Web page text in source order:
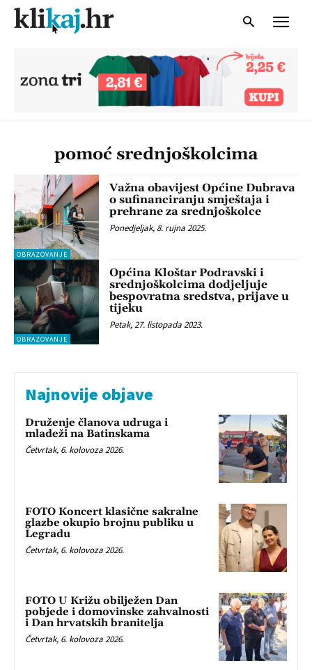
pomoć srednjoškolcima
OBRAZOVANJE
Važna obavijest Općine Dubrava
o sufinanciranju smještaja i
prehrane za srednjoškolce
Ponedjeljak, 8. rujna 2025.
OBRAZOVANJE
Općina Kloštar Podravski i
srednjoškolcima dodjeljuje
bespovratna sredstva, prijave u
tijeku
Petak, 27. listopada 2023.
Najnovije objave
Druženje članova udruga i
mladeži na Batinskama
Četvrtak, 6. kolovoza 2026.
FOTO Koncert klasične sakralne
glazbe okupio brojnu publiku u
Legradu
Četvrtak, 6. kolovoza 2026.
FOTO U Križu obilježen Dan
pobjede i domovinske zahvalnosti
i Dan hrvatskih branitelja
Četvrtak, 6. kolovoza 2026.